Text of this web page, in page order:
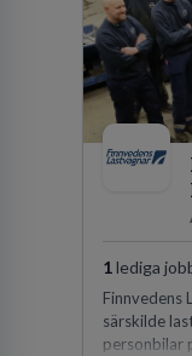
1lediga
Finnvedens
särskilde
personbilar